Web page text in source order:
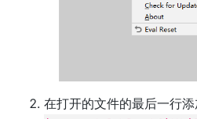
在打开的文件的最后一行添